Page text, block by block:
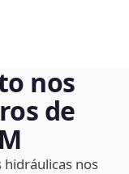
nos
de
hidráulicas nos